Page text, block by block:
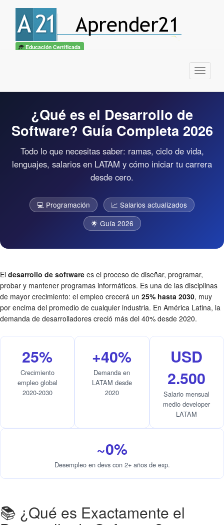
Educación Certificada
Menu
¿Qué es el Desarrollo de
Software? Guía Completa 2026
Todo lo que necesitas saber: ramas, ciclo de vida,
lenguajes, salarios en LATAM y cómo iniciar tu carrera
desde cero.
💻 Programación
📈 Salarios actualizados
🌟 Guía 2026
El desarrollo de software es el proceso de diseñar, programar,
probar y mantener programas informáticos. Es una de las disciplinas
de mayor crecimiento: el empleo crecerá un 25% hasta 2030, muy
por encima del promedio de cualquier industria. En América Latina, la
demanda de desarrolladores creció más del 40% desde 2020.
25%
Crecimiento
empleo global
2020-2030
+40%
Demanda en
LATAM desde
2020
USD
2.500
Salario mensual
medio developer
LATAM
~0%
Desempleo en devs con 2+ años de exp.
📚 ¿Qué es Exactamente el